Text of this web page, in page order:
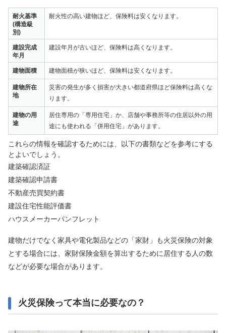
耐火基準
(構造級
別)
耐火性の高い建物ほど、保険料は安くなります。
建設完成
年月
建設年月が古いほど、保険料は高くなります。
建物面積 建物面積が狭いほど、保険料は安くなります。
建物所在
地
災害の発生が多く損害が大きい都道府県ほど保険料は高くな
ります。
建物の用
途
居住専用の「専用住宅」か、店舗や事務所等の住居以外の用
途にも使われる「併用住宅」があります。
これらの情報を確認するためには、以下の書類などを参考にする
とよいでしょう。
建築確認済証
建築確認申請書
不動産売買契約書
建設住宅性能評価書
ハウスメーカーパンフレット
建物だけでなく家具や電化製品などの「家財」も火災保険の対象
とする場合には、家財保険金額を算出するために居住する人の数
などが必要な場合があります。
火災保険って本当に必要なの？